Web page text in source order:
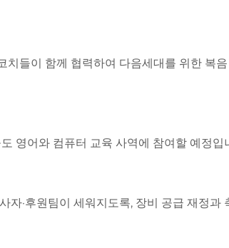
치들이 함께 협력하여 다음세대를 위한 복
영어와 컴퓨터 교육 사역에 참여할 예정입
자·후원팀이 세워지도록, 장비 공급 재정과